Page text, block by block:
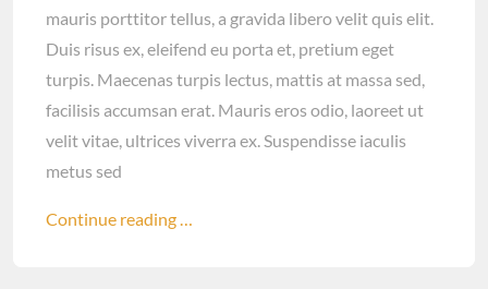
mauris porttitor tellus, a gravida libero velit quis elit.
Duis risus ex, eleifend eu porta et, pretium eget
turpis. Maecenas turpis lectus, mattis at massa sed,
facilisis accumsan erat. Mauris eros odio, laoreet ut
velit vitae, ultrices viverra ex. Suspendisse iaculis
metus sed
Continue reading …